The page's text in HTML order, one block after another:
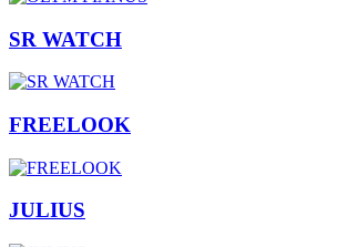
SR WATCH
FREELOOK
JULIUS